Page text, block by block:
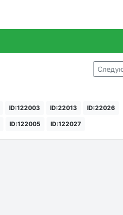
ID:122003 ID:22013 ID:22026
ID:122005 ID:122027